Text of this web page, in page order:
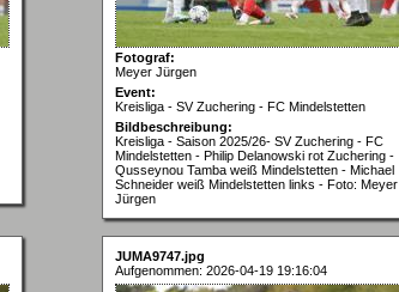
Fotograf:
Meyer Jürgen
Event:
Kreisliga - SV Zuchering - FC Mindelstetten
Bildbeschreibung:
Kreisliga - Saison 2025/26- SV Zuchering - FC
Mindelstetten - Philip Delanowski rot Zuchering -
Qusseynou Tamba weiß Mindelstetten - Michael
Schneider weiß Mindelstetten links - Foto: Meyer
Jürgen
JUMA9747.jpg
Aufgenommen: 2026-04-19 19:16:04